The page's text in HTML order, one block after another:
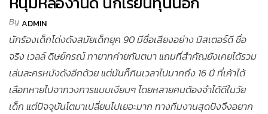
ByADMIN
นักร้องเด็กโด่งดังสมัยเด็กยุค 90 มีชื่อเสียงอย่าง มิสเตอร์ดี ชื่อ
จริง เวลล์ ดิษย์กรณ์ ทายาทค่ายกันตนา แถมที่สำคัญยังเคยได้รวม
เล่นละครหนังดังอีกด้วย แต่มันก็กินเวลาไปมากถึง 16 ปี ที่เค้าได้
เลือกหายไปจากวงการแบบเงียบๆ โดยหลายคนต้องจำได้ดีในวัย
เด็ก แต่ปัจจุบันโตมาเปลี่ยนไปเยอะมาก ทางทีมงานสุดปังจึงอยาก